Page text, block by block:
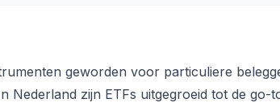
geworden voor particuliere
Nederland zijn ETFs uitgegroeid tot de go-